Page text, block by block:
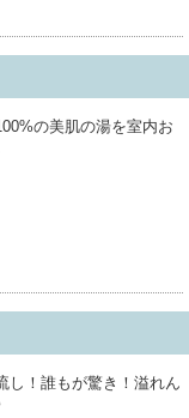
の美肌の湯を室内お
し！誰もが驚き！溢れん